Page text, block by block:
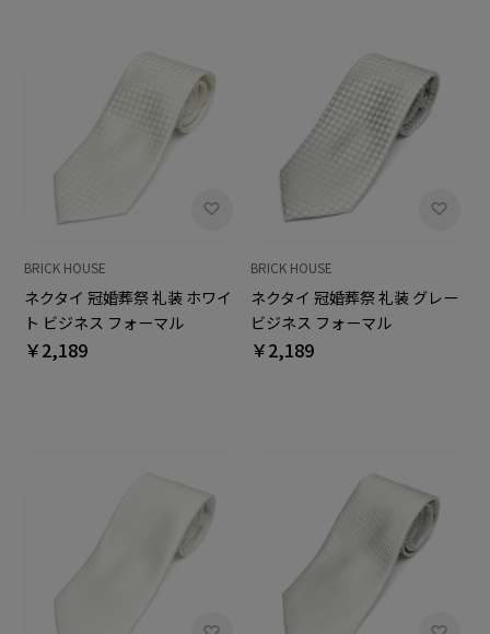
BRICK HOUSE
ネクタイ 冠婚葬祭 礼装 ホワイ
ト ビジネス フォーマル
￥2,189
BRICK HOUSE
ネクタイ 冠婚葬祭 礼装 グレー
ビジネス フォーマル
￥2,189